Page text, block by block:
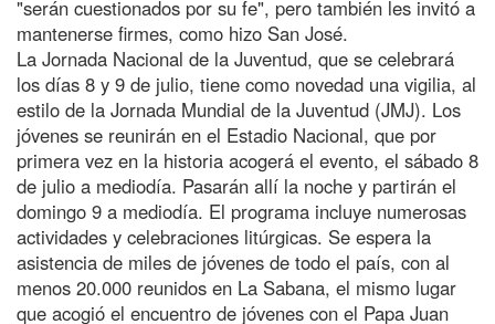
"serán cuestionados por su fe", pero también les invitó a
mantenerse firmes, como hizo San José.
La Jornada Nacional de la Juventud, que se celebrará
los días 8 y 9 de julio, tiene como novedad una vigilia, al
estilo de la Jornada Mundial de la Juventud (JMJ). Los
jóvenes se reunirán en el Estadio Nacional, que por
primera vez en la historia acogerá el evento, el sábado 8
de julio a mediodía. Pasarán allí la noche y partirán el
domingo 9 a mediodía. El programa incluye numerosas
actividades y celebraciones litúrgicas. Se espera la
asistencia de miles de jóvenes de todo el país, con al
menos 20.000 reunidos en La Sabana, el mismo lugar
que acogió el encuentro de jóvenes con el Papa Juan